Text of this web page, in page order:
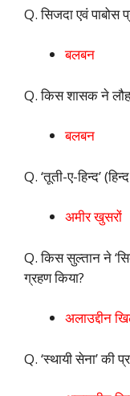
Q. सिजदा एवं पाबोस
बलबन
Q. किस शासक ने लौह
बलबन
Q. ‘तूती-ए-हिन्द’
अमीर खुसरों
Q. किस सुल्तान ने
ग्रहण किया?
अलाउद्दीन
Q. ‘स्थायी सेना’ की